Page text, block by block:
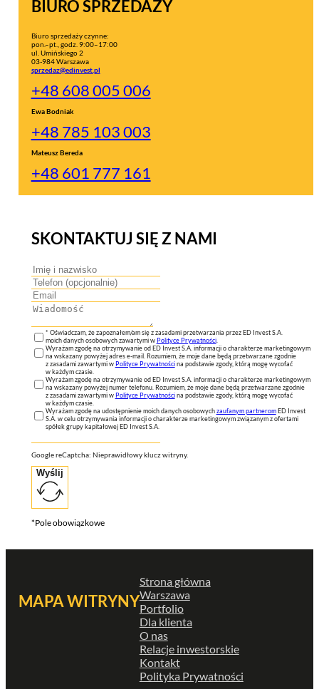
BIURO SPRZEDAŻY
Biuro sprzedaży czynne:
pon.–pt., godz. 9:00–17:00
ul. Umińskiego 2
03-984 Warszawa
sprzedaz@edinvest.pl
+48 608 005 006
Ewa Bodniak
+48 785 103 003
Mateusz Bereda
+48 601 777 161
SKONTAKTUJ SIĘ Z NAMI
* Oświadczam, że zapoznałem/am się z zasadami przetwarzania przez ED Invest S.A.
moich danych osobowych zawartymi wPolityce Prywatności.
Wyrażam zgodę na otrzymywanie od ED Invest S.A. informacji o charakterze marketingowym
na wskazany powyżej adres e-mail. Rozumiem, że moje dane będą przetwarzane zgodnie
z zasadami zawartymi wPolityce Prywatnościna podstawie zgody, którą mogę wycofać
w każdym czasie.
Wyrażam zgodę na otrzymywanie od ED Invest S.A. informacji o charakterze marketingowym
na wskazany powyżej numer telefonu. Rozumiem, że moje dane będą przetwarzane zgodnie
z zasadami zawartymi wPolityce Prywatnościna podstawie zgody, którą mogę wycofać
w każdym czasie.
Wyrażam zgodę na udostępnienie moich danych osobowychzaufanym partneromED Invest
S.A. w celu otrzymywania informacji o charakterze marketingowym związanym z ofertami
spółek grupy kapitałowej ED Invest S.A.
Google reCaptcha: Nieprawidłowy klucz witryny.
Wyślij
*Pole obowiązkowe
MAPA WITRYNY
Strona główna
Warszawa
Portfolio
Dla klienta
O nas
Relacje inwestorskie
Kontakt
Polityka Prywatności